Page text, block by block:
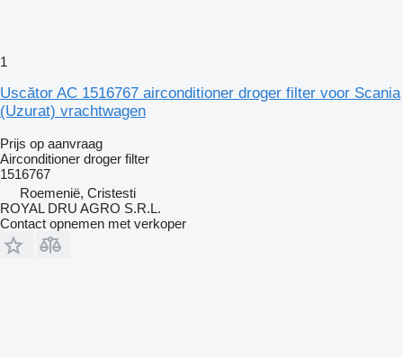
1
Uscător AC 1516767 airconditioner droger filter voor Scania
(Uzurat) vrachtwagen
Prijs op aanvraag
Airconditioner droger filter
1516767
Roemenië, Cristesti
ROYAL DRU AGRO S.R.L.
Contact opnemen met verkoper